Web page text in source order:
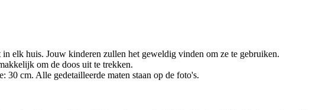
elk huis. Jouw kinderen zullen het geweldig vinden om ze te gebruiken.
om de doos uit te trekken.
cm. Alle gedetailleerde maten staan op de foto's.